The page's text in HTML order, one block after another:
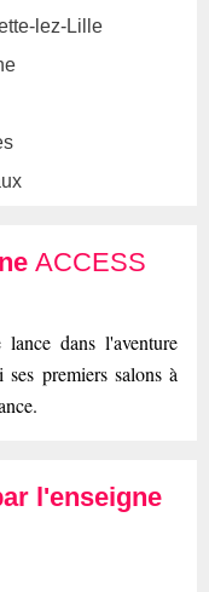
lez-Lille
ACCESS
lance dans l'aventure
premiers salons à
l'enseigne